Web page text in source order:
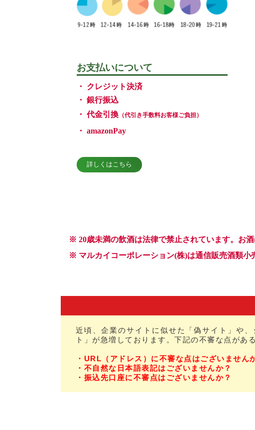
近頃、企業のサイトに似せた「偽サイト」や
ト」が急増しております。下記の不審な点があ
・URL（アドレス）に不審な点はございませ
・不自然な日本語表記はございませんか？
・振込先口座に不審点はございませんか？